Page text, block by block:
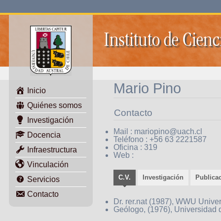
Instituto de
Inicio
Quiénes somos
Investigación
Docencia
Infraestructura
Vinculación
Servicios
Contacto
Mario Pino
Contacto
Mail : mariopino@uach.cl
Teléfono : +56 63 2221587
Oficina : 319
Web :
C.V. Investigación
Dr. rer.nat (1987), WWU
Geólogo, (1976), Universidad